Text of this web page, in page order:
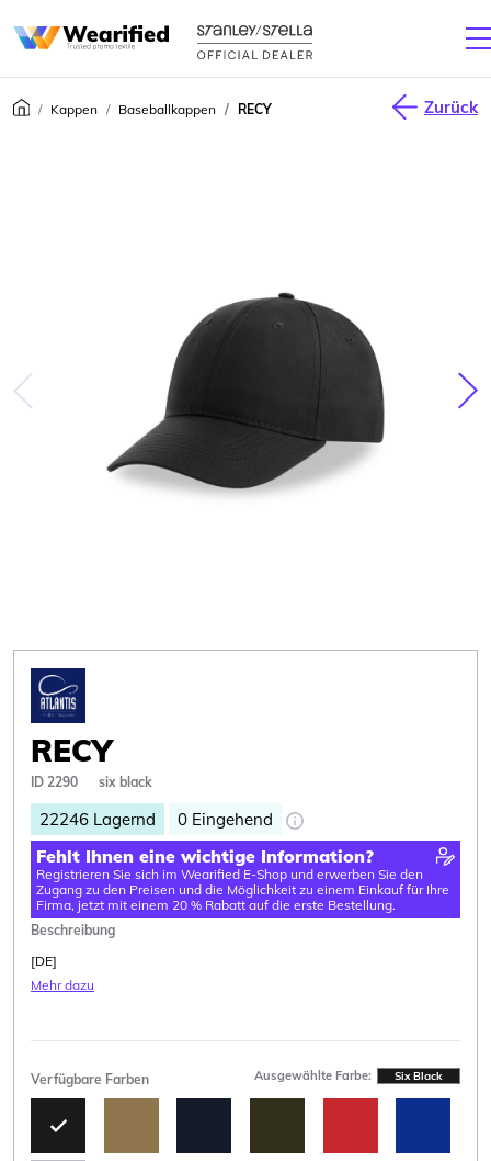
Kappen Baseballkappen RECY Zurück
RECY
ID 2290 six black
22246 Lagernd 0 Eingehend
Fehlt Ihnen eine wichtige Information?
Registrieren Sie sich im Wearified E-Shop und erwerben Sie den
Zugang zu den Preisen und die Möglichkeit zu einem Einkauf für Ihre
Firma, jetzt mit einem 20 % Rabatt auf die erste Bestellung.
Beschreibung
[DE]
Mehr dazu
Verfügbare Farben Ausgewählte Farbe: Six Black